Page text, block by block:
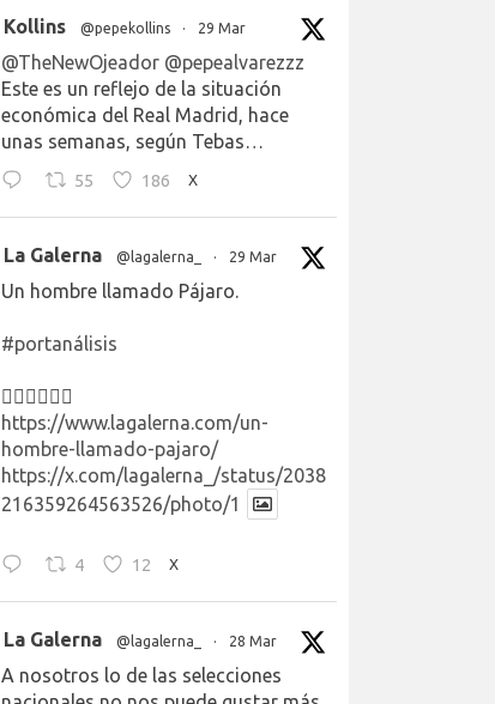
Kollins @pepekollins · 29 Mar
@TheNewOjeador @pepealvarezzz
Este es un reflejo de la situación
económica del Real Madrid, hace
unas semanas, según Tebas…
55 186 X
La Galerna @lagalerna_ · 29 Mar
Un hombre llamado Pájaro.
#portanálisis
👉🏻👉🏻👉🏻
https://www.lagalerna.com/un-
hombre-llamado-pajaro/
https://x.com/lagalerna_/status/2038
216359264563526/photo/1
4 12 X
La Galerna @lagalerna_ · 28 Mar
A nosotros lo de las selecciones